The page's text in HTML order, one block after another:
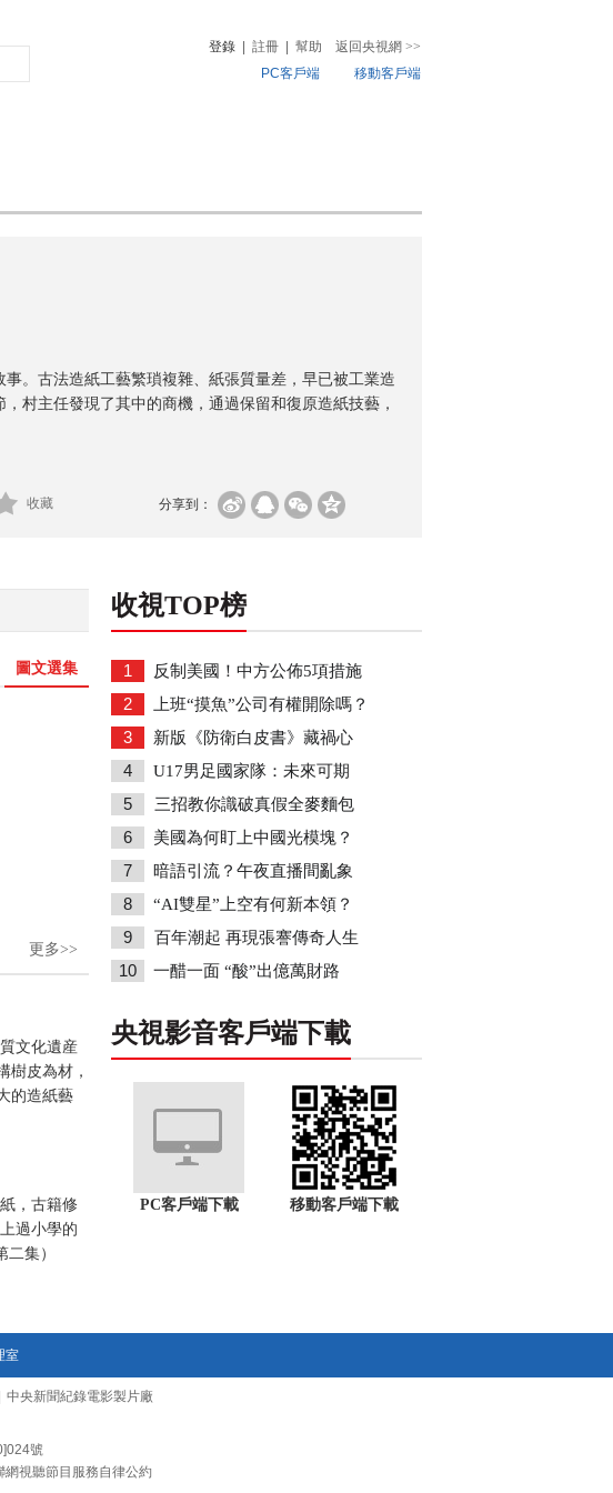
登錄 註冊 幫助 返回央視網 >>
PC客戶端
移動客戶端
。古法造紙工藝繁瑣複雜、紙張質量差，早已被工業造
村主任發現了其中的商機，通過保留和復原造紙技藝，
分享到：
收藏
圖文選集
更多>>
文化遺産
樹皮為材，
的造紙藝
，古籍修
過小學的
集）
收視TOP榜
1 反制美國！中方公佈5項措施
2 上班“摸魚”公司有權開除嗎？
3 新版《防衛白皮書》藏禍心
4 U17男足國家隊：未來可期
5 三招教你識破真假全麥麵包
6 美國為何盯上中國光模塊？
7 暗語引流？午夜直播間亂象
8 “AI雙星”上空有何新本領？
9 百年潮起 再現張謇傳奇人生
10 一醋一面 “酸”出億萬財路
央視影音客戶端下載
PC客戶端下載 移動客戶端下載
室
中央新聞紀錄電影製片廠
號
網視聽節目服務自律公約